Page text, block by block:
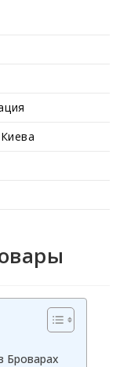
Броварах